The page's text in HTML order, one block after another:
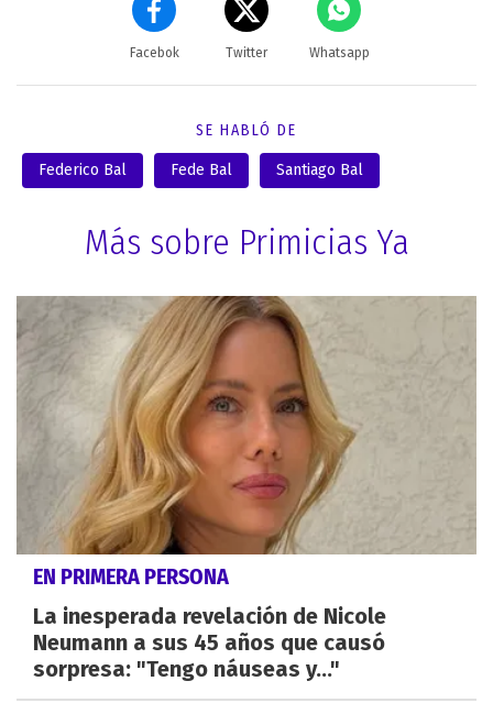
Facebok Twitter Whatsapp
SE HABLÓ DE
Federico Bal Fede Bal Santiago Bal
Más sobre Primicias Ya
EN PRIMERA PERSONA
La inesperada revelación de Nicole
Neumann a sus 45 años que causó
sorpresa: "Tengo náuseas y..."